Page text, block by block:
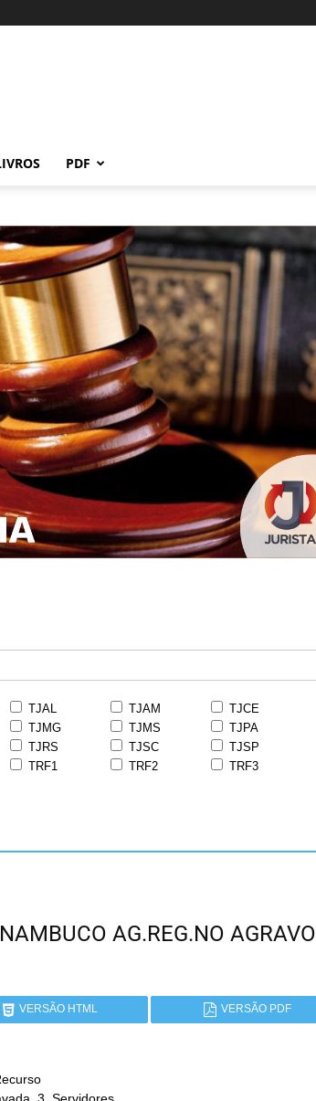
PDF
TJAL TJAM
TJCE
TJMG TJMS
TJPA
TJRS TJSC
TJSP
TRF1 TRF2
TRF3
AG.REG.NO AGRAVO
VERSÃO HTML VERSÃO PDF